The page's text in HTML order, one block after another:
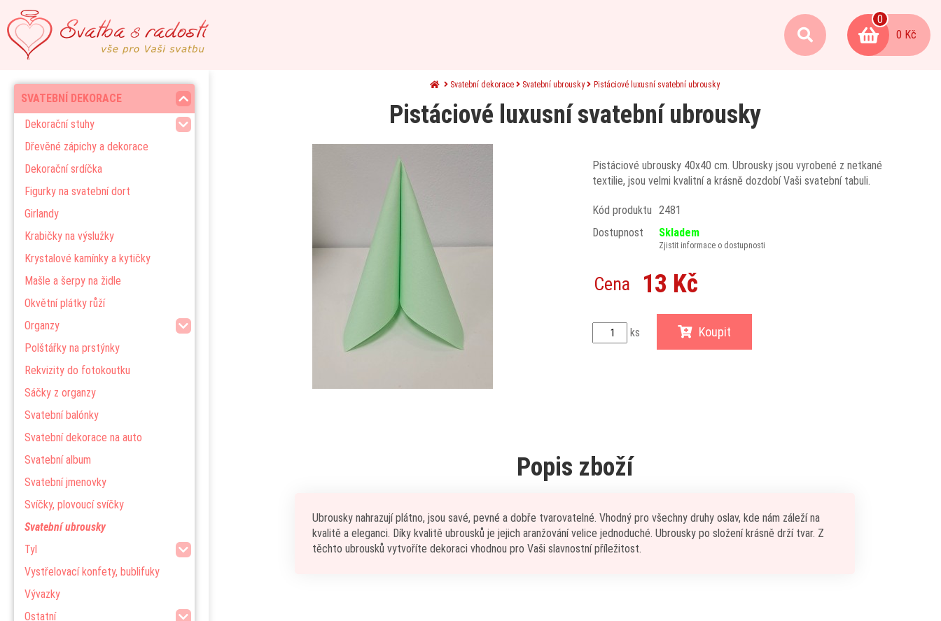
0
0 Kč
SVATEBNÍ DEKORACE
Dekorační stuhy
Dřevěné zápichy a dekorace
Dekorační srdíčka
Figurky na svatební dort
Girlandy
Krabičky na výslužky
Krystalové kamínky a kytičky
Mašle a šerpy na židle
Okvětní plátky růží
Organzy
Polštářky na prstýnky
Rekvizity do fotokoutku
Sáčky z organzy
Svatební balónky
Svatební dekorace na auto
Svatební album
Svatební jmenovky
Svíčky, plovoucí svíčky
Svatební ubrousky
Tyl
Vystřelovací konfety, bublifuky
Vývazky
Ostatní
Svatební dekorace Svatební ubrousky Pistáciové luxusní svatební ubrousky
Pistáciové luxusní svatební ubrousky
Pistáciové ubrousky 40x40 cm. Ubrousky jsou vyrobené z netkané
textilie, jsou velmi kvalitní a krásně dozdobí Vaši svatební tabuli.
Kód produktu 2481
Dostupnost
Skladem
Zjistit informace o dostupnosti
Cena 13 Kč
ks Koupit
Popis zboží
Ubrousky nahrazují plátno, jsou savé, pevné a dobře tvarovatelné. Vhodný pro všechny druhy oslav, kde nám záleží na
kvalitě a eleganci. Díky kvalitě ubrousků je jejich aranžování velice jednoduché. Ubrousky po složení krásně drží tvar. Z
těchto ubrousků vytvoříte dekoraci vhodnou pro Vaši slavnostní příležitost.